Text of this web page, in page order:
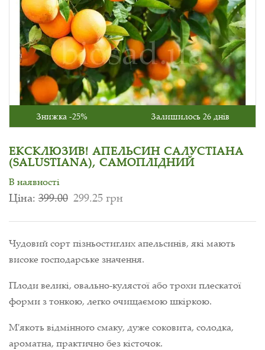
Знижка -25% Залишилось 26 днів
ЕКСКЛЮЗИВ! АПЕЛЬСИН САЛУСТІАНА
(SALUSTIANA), САМОПЛІДНИЙ
В наявності
Ціна: 399.00 299.25 грн
Чудовий сорт пізньостиглих апельсинів, які мають
високе господарське значення.
Плоди великі, овально-кулястої або трохи плескатої
форми з тонкою, легко очищаємою шкіркою.
М'якоть відмінного смаку, дуже соковита, солодка,
ароматна, практично без кісточок.